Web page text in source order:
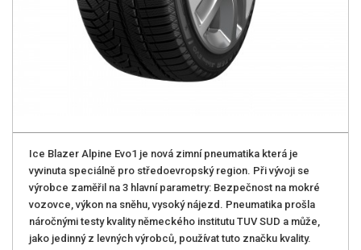
Ice Blazer Alpine Evo1 je nová zimní pneumatika která je
vyvinuta speciálně pro středoevropský region. Při vývoji se
výrobce zaměřil na 3 hlavní parametry: Bezpečnost na mokré
vozovce, výkon na sněhu, vysoký nájezd. Pneumatika prošla
náročnými testy kvality německého institutu TUV SUD a může,
jako jedinný z levných výrobců, používat tuto značku kvality.